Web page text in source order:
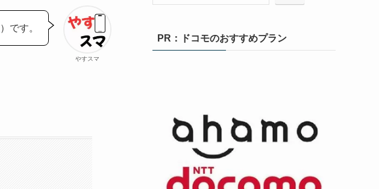
やすスマ
）です。
PR：ドコモのおすすめプラン